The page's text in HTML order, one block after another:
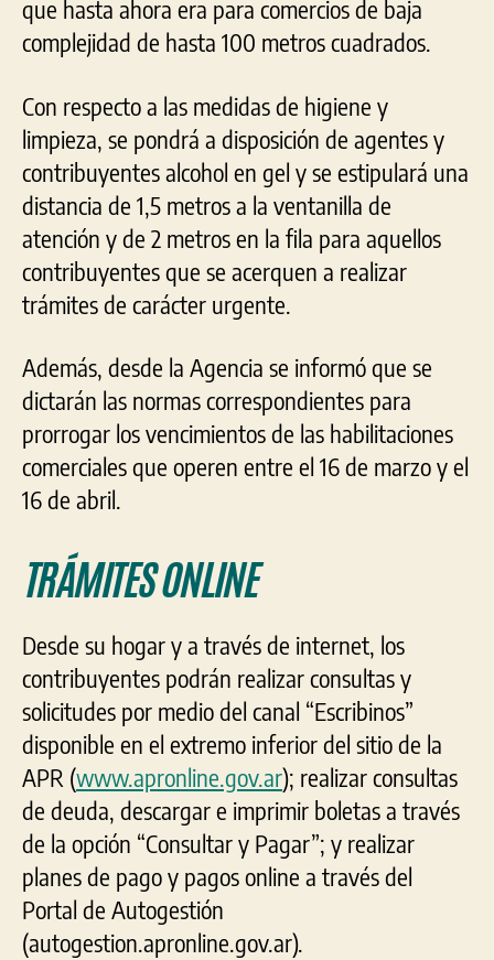
que hasta ahora era para comercios de baja
complejidad de hasta 100 metros cuadrados.
Con respecto a las medidas de higiene y
limpieza, se pondrá a disposición de agentes y
contribuyentes alcohol en gel y se estipulará una
distancia de 1,5 metros a la ventanilla de
atención y de 2 metros en la fila para aquellos
contribuyentes que se acerquen a realizar
trámites de carácter urgente.
Además, desde la Agencia se informó que se
dictarán las normas correspondientes para
prorrogar los vencimientos de las habilitaciones
comerciales que operen entre el 16 de marzo y el
16 de abril.
TRÁMITES ONLINE
Desde su hogar y a través de internet, los
contribuyentes podrán realizar consultas y
solicitudes por medio del canal “Escribinos”
disponible en el extremo inferior del sitio de la
APR (www.apronline.gov.ar); realizar consultas
de deuda, descargar e imprimir boletas a través
de la opción “Consultar y Pagar”; y realizar
planes de pago y pagos online a través del
Portal de Autogestión
(autogestion.apronline.gov.ar).